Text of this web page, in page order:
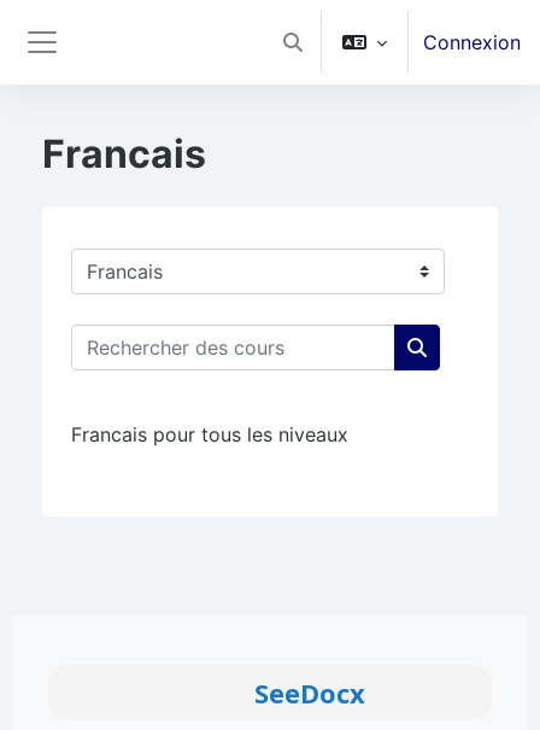
Passer au contenu principal
Activer/désactiver la saisie
Connexion
Francais
Catégories de cours
Rechercher des cours
Rechercher
Francais pour tous les niveaux
SeeDocx